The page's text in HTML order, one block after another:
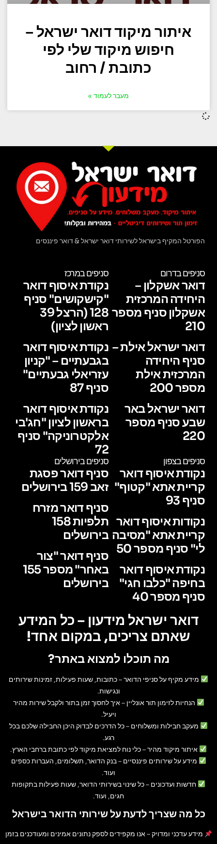
איתור מיקוד דואר ישראל –
חיפוש מיקוד שלי לפי
כתובת / רחוב
מעבר לעמוד »
הפורטל המקיף בישראל לשירותי דואר ישראל & דואר פיננסים
סניפים בדרום
דואר אשקלון –
היחידה המרכזית
אשקלון סניף מספר
210
דואר ישראל אילת –
סניף היחידה
המרכזית אילת
מספר 200
דואר ישראל באר
שבע סניף מספר
220
סניפים במרכז
נקודת איסוף דואר
"קישקושים" סניף
128 (הרצל 39
ראשון לציון)
נקודת איסוף דואר
בגבעתיים – "קניון
עזריאלי גבעתיים"
סניף 87
נקודת איסוף דואר
בראשון לציון "חג'בי
אלקטרוניקה" סניף
72
סניפים בצפון
נקודת איסוף דואר
קריית אתא "קטוף"
סניף 93
נקודות איסוף דואר
קריית אתא "מסיבה
לי" סניף מספר 50
נקודת איסוף דואר
בחיפה "כלבו חגי"
סניף מספר 40
סניפים בירושלים
סניף דואר פסגת
זאב 159 בירושלים
סניף דואר מזרח
תלפיות 158
בירושלים
סניף דואר "צור
באחר" מספר 155
בירושלים
דואר ישראל מידעון – כל המידע
שאתם צריכים, במקום אחד!
מה תוכלו למצוא באתר?
מידע מקיף על סניפי הדואר– כתובות, שעות פעילות, זמינות שירותים
ונגישות.
הנחיות לזימון תור אונליין – איך לחסוך זמן בתור ולקבל שירות מהיר
ויעיל.
מעקב חבילות ומשלוחים – כל הדרכים לבדוק היכן החבילה שלכם בכל
רגע.
איתור מיקוד מהיר– כלי נוח למציאת מיקוד לפי כתובת ברחבי הארץ.
מידע על שירותים פיננסיים – בנק הדואר, תשלומים, העברות כספים
ועוד.
חדשות ועדכונים – כל שינוי בשירותי הדואר, שעות פעילות בתקופות
חגים, ועוד.
כל מה שצריך לדעת על שירותי הדואר בישראל
מידע עדכני ומדויק– אנו מקפידים לספק נתונים אמינים ומעודכנים בזמן